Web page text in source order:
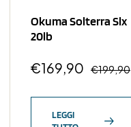
Okuma Solterra Slx
20lb
€199,90
€169,90
LEGGI